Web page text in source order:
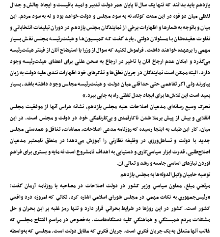
یازدهم باید بدانند که تنها یک سال تا پایان عمر دولت تدبیر و امید باقیست و ایجاد چالش و جدال
لفظی میان دو قوه در این مدت کوتاه، نه به سود مجلس و دولت خواهد بود و نه به سود مردم. این
میان و باتوجه به شعارها و اظهارات برخی از نمایندگان مجلس یازدهم در دوران تبلیغات انتخاباتی و
تفاوت عقیده‌شان با مسئولان دولتی، باید گفت که کمیسیون‌ها و هیئت‌رئیسه مجلس نقش بسیار
مهمی را برعهده خواهند داشت. فراموش نکنید که سوال از وزرا یا استیضاح آنان از فیلتر هیئت‌رئیسه
می‌گذرد و امکان عدم ارجاع آنان یا تاخیر در ارجاع به صحن علنی برای اعضای هیئت‌رئیسه وجود
دارد. البته ممکن است نمایندگان در جریان نطق‌ها و تذکرهای خود اظهارات تندی علیه دولت به زبان
بیاورند ولی اگر تفاهمی حتی حداقلی میان دولت و هیئت‌رئیسه مجلس وجود داشته باشد، بسیار
بعید است این تلاش‌ها برای ایجاد جدل لفظی راه به جایی ببرد.»
تحرک وسیع رسانه‌ای مدعیان اصلاحات علیه مجلس یازدهم، نشانه هراس آنها از موفقیت مجلس
انقلابی و بیش از پیش برملا شدن ناکارآمدی و بی‌کارنامگی خود در دولت و مجلس است. در این
میان، کار این طیف به اینجا رسیده که روزنامه مدعی اصلاحات، مماشات، تغافل و همدستی مجلس
جدید با دولت و تساهل‌ورزی در وظیفه نظارتی را آموزش می‌دهد! در منطق نامعتبر مدعیان
اصلاح‌طلبی، قدرت ابزار سیاسی‌کاری و دستیابی به اهداف نامشروع است نه مایه و بستری برای فراهم
آوردن نیازهای اساسی جامعه و رشد و تعالی آن.
توصیه حامیان وکیل‌الدوله‌ها به مجلس یازدهم
مرتضي مبلغ، معاون سياسي وزير کشور در دولت اصلاحات در مصاحبه با روزنامه آرمان گفت:
«رئيس‌جمهوري به نکات مهمي در مجلس شوراي اسلامي اشاره کرد. نکاتي که امروزه درد واقعي
کشور است. کشور در اين روزها در شرايط بحراني قرار دارد و تنها رمز غلبه بر اين بحران و حل
مشکلات مردم همبستگي و هماهنگي کليه دستگاه‌هاست. به‌خصوص در مراسم افتتاح مجلسي که
غالب آنها متعلق به يک جريان فکري است. جريان فکري که مقابل دولت است. مجلسي که به‌واسطه